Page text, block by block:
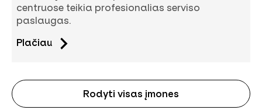
centruose teikia profesionalias serviso
paslaugas.
Plačiau
Rodyti visas įmones